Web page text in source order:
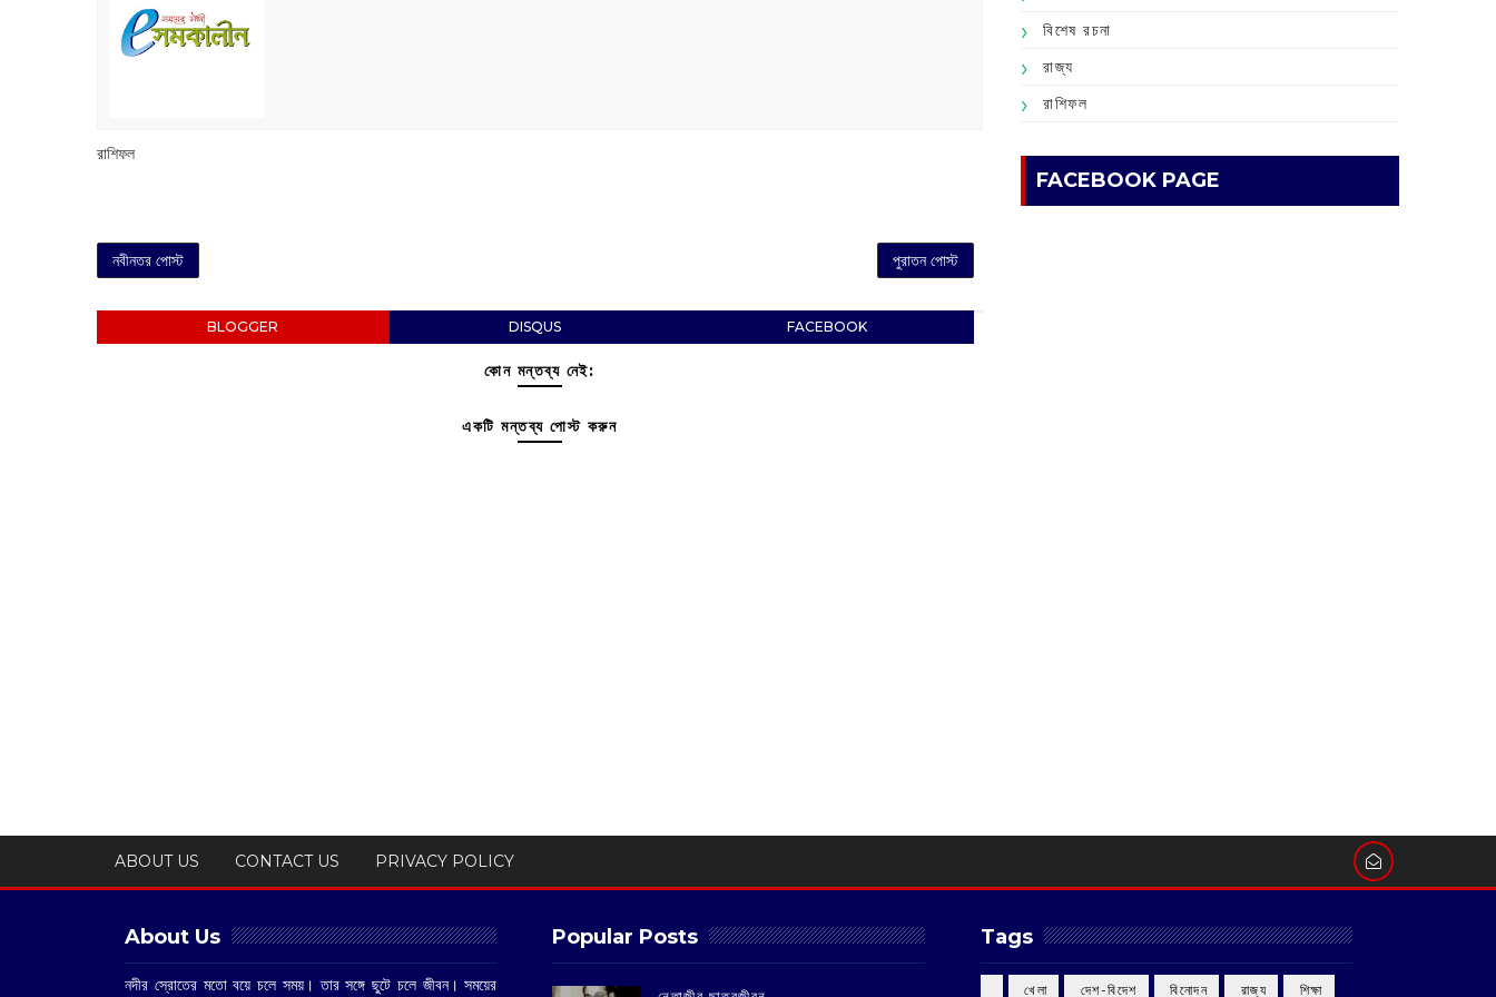
রাশিফল
নবীনতর পোস্ট পুরাতন পোস্ট
BLOGGER DISQUS FACEBOOK
কোন মন্তব্য নেই:
একটি মন্তব্য পোস্ট করুন
বিশেষ রচনা
রাজ্য
রাশিফল
FACEBOOK PAGE
ABOUT US CONTACT US PRIVACY POLICY
About Us
নদীর স্রোতের মতো বয়ে চলে সময়। তার সঙ্গে ছুটে চলে জীবন। সময়ের
Popular Posts Tags
‌ খেলা ‌ দেশ-বিদেশ ‌ বিনোদন ‌ রাজ্য ‌ শিক্ষা